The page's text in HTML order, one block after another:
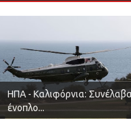
ΗΠΑ - Καλιφόρνια:
ένοπλο...